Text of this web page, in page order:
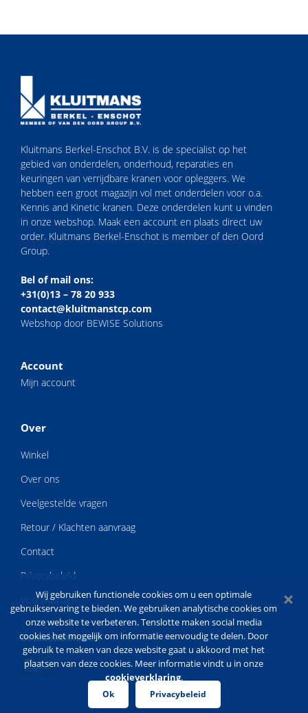
Kluitmans Berkel-Enschot B.V. is de specialist op het
gebied van onderdelen, onderhoud, reparaties en
keuringen van verrijdbare kranen voor opleggers. We
hebben een groot magazijn vol met onderdelen voor o.a.
Kennis and Kinetic kranen. Deze onderdelen kunt u vinden
in onze webshop. Maak een account en plaats direct uw
order. Kluitmans Berkel-Enschot is member of den Oord
Group.
Bel of mail ons:
+31(0)13 – 78 20 933
contact@kluitmanstcp.com
Webshop door BEWISE Solutions
Account
Mijn account
Over
Winkel
Over ons
Veelgestelde vragen
Retour / Klachten aanvraag
Contact
Privacybeleid
Voorwaarden
Betaalmethodes
Wij gebruiken functionele cookies om u een optimale
gebruikservaring te bieden. We gebruiken analytische cookies om
onze website te verbeteren. Tenslotte maken social media
cookies het mogelijk om informatie eenvoudig te delen. Door
gebruik te maken van deze website gaat u akkoord met het
plaatsen van deze cookies. Meer informatie vindt u in onze
cookieverklaring.
Ok Privacybeleid